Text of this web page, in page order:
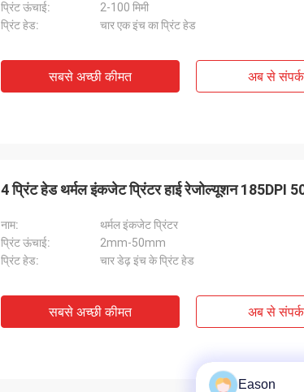
प्रिंट ऊंचाई:
2-100 मिमी
प्रिंट हेड:
चार एक इंच का प्रिंट हेड
सबसे अच्छी कीमत अब से
4 प्रिंट हेड थर्मल इंकजेट प्रिंटर हाई रेजोल्यूशन 185DPI
नाम:
थर्मल इंकजेट प्रिंटर
प्रिंट ऊंचाई:
2mm-50mm
प्रिंट हेड:
चार डेढ़ इंच के प्रिंट हेड
सबसे अच्छी कीमत अब से
Eason